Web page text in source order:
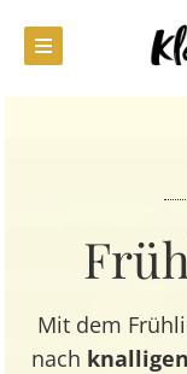
Mit dem
nach